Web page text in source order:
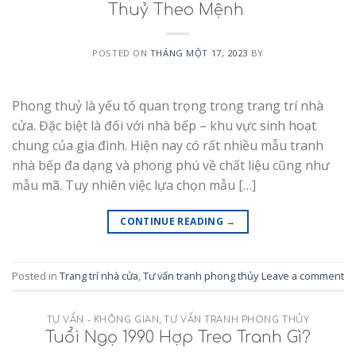
Thuỷ Theo Mệnh
POSTED ON THÁNG MỘT 17, 2023 BY
Phong thuỷ là yếu tố quan trọng trong trang trí nhà
cửa. Đặc biệt là đối với nhà bếp – khu vực sinh hoạt
chung của gia đình. Hiện nay có rất nhiều mẫu tranh
nhà bếp đa dạng và phong phú về chất liệu cũng như
mẫu mã. Tuy nhiên việc lựa chọn mẫu […]
CONTINUE READING →
Posted in Trang trí nhà cửa,Tư vấn tranh phong thủy Leave a comment
TƯ VẤN - KHÔNG GIAN ,TƯ VẤN TRANH PHONG THỦY
Tuổi Ngọ 1990 Hợp Treo Tranh Gì?